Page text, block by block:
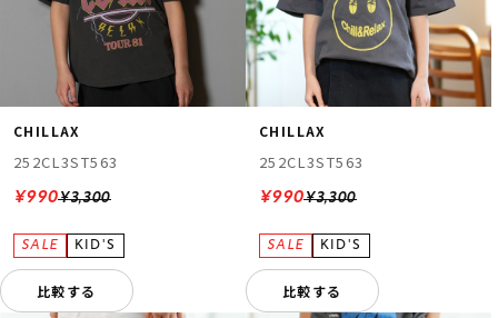
CHILLAX
252CL3ST563
¥3,300
¥990
比較する
CHILLAX
252CL3ST563
¥3,300
¥990
比較する